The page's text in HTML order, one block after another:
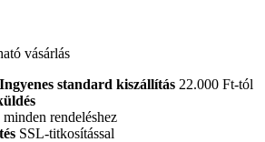
vásárlás
standard kiszállítás 22.000 Ft-tól
rendeléshez
SSL-titkosítással